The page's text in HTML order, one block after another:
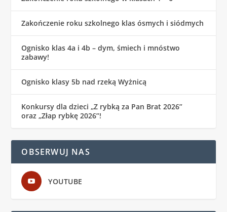
Zakończenie roku szkolnego klas ósmych i siódmych
Ognisko klas 4a i 4b – dym, śmiech i mnóstwo
zabawy!
Ognisko klasy 5b nad rzeką Wyżnicą
Konkursy dla dzieci „Z rybką za Pan Brat 2026”
oraz „Złap rybkę 2026”!
OBSERWUJ NAS
YOUTUBE